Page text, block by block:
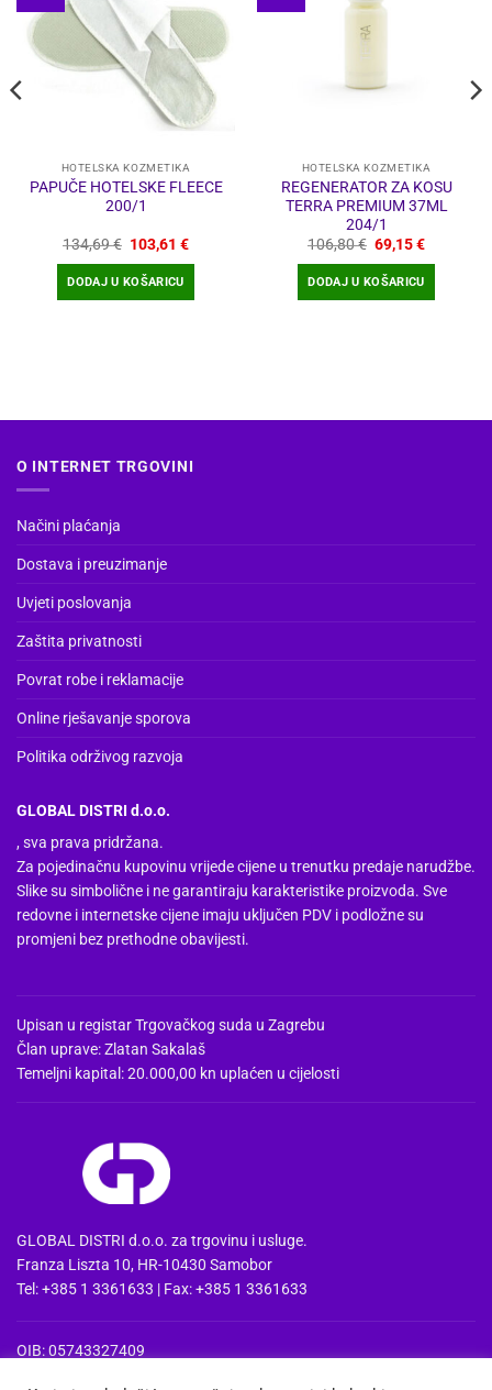
HOTELSKA KOZMETIKA
PAPUČE HOTELSKE FLEECE
200/1
134,69€ Izvorna
cijena
bila
je:
134,69 €.
103,61€Trenutna
DODAJ U KOŠARICU
HOTELSKA KOZMETIKA
REGENERATOR ZA KOSU
TERRA PREMIUM 37ML
204/1
106,80€ Izvorna
cijena
bila
je:
106,80 €.
69,15€Trenutna
DODAJ U KOŠARICU
O INTERNET TRGOVINI
Načini plaćanja
Dostava i preuzimanje
Uvjeti poslovanja
Zaštita privatnosti
Povrat robe i reklamacije
Online rješavanje sporova
Politika održivog razvoja
GLOBAL DISTRI d.o.o.
, sva prava pridržana.
Za pojedinačnu kupovinu vrijede cijene u trenutku predaje narudžbe.
Slike su simbolične i ne garantiraju karakteristike proizvoda. Sve
redovne i internetske cijene imaju uključen PDV i podložne su
promjeni bez prethodne obavijesti.
Upisan u registar Trgovačkog suda u Zagrebu
Član uprave: Zlatan Sakalaš
Temeljni kapital: 20.000,00 kn uplaćen u cijelosti
GLOBAL DISTRI d.o.o. za trgovinu i usluge.
Franza Liszta 10, HR-10430 Samobor
Tel: +385 1 3361633 | Fax: +385 1 3361633
OIB: 05743327409